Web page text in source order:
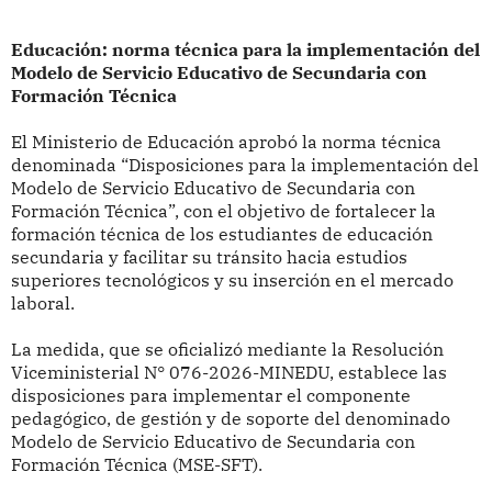
Educación: norma técnica para la implementación del
Modelo de Servicio Educativo de Secundaria con
Formación Técnica
El Ministerio de Educación aprobó la norma técnica
denominada “Disposiciones para la implementación del
Modelo de Servicio Educativo de Secundaria con
Formación Técnica”, con el objetivo de fortalecer la
formación técnica de los estudiantes de educación
secundaria y facilitar su tránsito hacia estudios
superiores tecnológicos y su inserción en el mercado
laboral.
La medida, que se oficializó mediante la Resolución
Viceministerial N° 076-2026-MINEDU, establece las
disposiciones para implementar el componente
pedagógico, de gestión y de soporte del denominado
Modelo de Servicio Educativo de Secundaria con
Formación Técnica (MSE-SFT).